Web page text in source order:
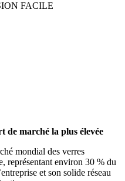
FACILE
de marché la plus élevée
mondial des verres
représentant environ 30 % du
et son solide réseau